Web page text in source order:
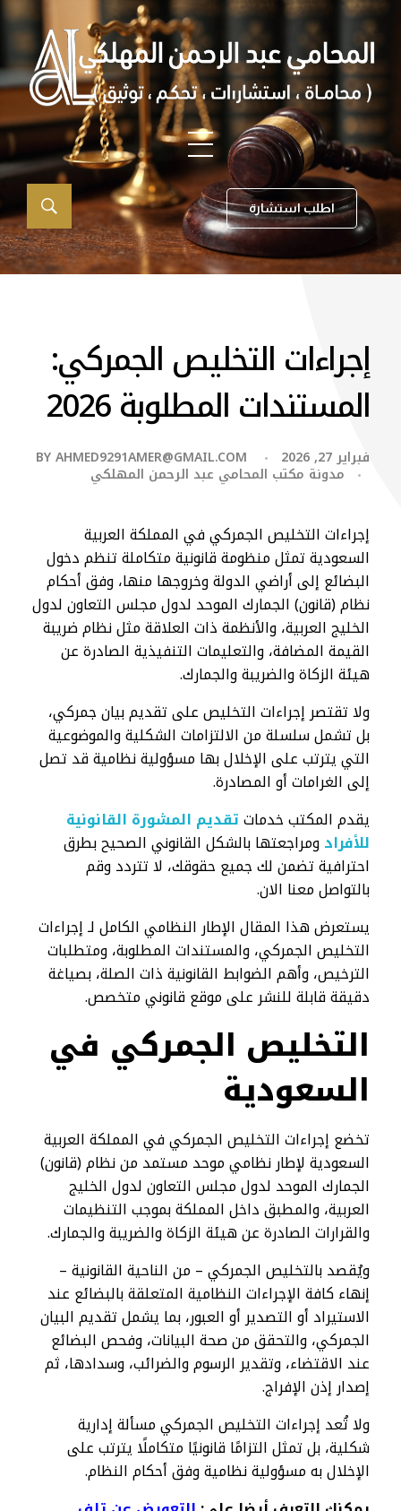
اطلب استشارة
إجراءات التخليص الجمركي:
المستندات المطلوبة 2026
فبراير 27, 2026 BYAHMED9291AMER@GMAIL.COM
مدونة مكتب المحامي عبد الرحمن المهلكي
إجراءات التخليص الجمركي في المملكة العربية
السعودية تمثل منظومة قانونية متكاملة تنظم دخول
البضائع إلى أراضي الدولة وخروجها منها، وفق أحكام
نظام (قانون) الجمارك الموحد لدول مجلس التعاون لدول
الخليج العربية، والأنظمة ذات العلاقة مثل نظام ضريبة
القيمة المضافة، والتعليمات التنفيذية الصادرة عن
هيئة الزكاة والضريبة والجمارك.
ولا تقتصر إجراءات التخليص على تقديم بيان جمركي،
بل تشمل سلسلة من الالتزامات الشكلية والموضوعية
التي يترتب على الإخلال بها مسؤولية نظامية قد تصل
إلى الغرامات أو المصادرة.
يقدم المكتب خدماتتقديم المشورة القانونية
للأفرادومراجعتها بالشكل القانوني الصحيح بطرق
احترافية تضمن لك جميع حقوقك، لا تتردد وقم
بالتواصل معنا الان.
يستعرض هذا المقال الإطار النظامي الكامل لـ إجراءات
التخليص الجمركي، والمستندات المطلوبة، ومتطلبات
الترخيص، وأهم الضوابط القانونية ذات الصلة، بصياغة
دقيقة قابلة للنشر على موقع قانوني متخصص.
التخليص الجمركي في
السعودية
تخضع إجراءات التخليص الجمركي في المملكة العربية
السعودية لإطار نظامي موحد مستمد من نظام (قانون)
الجمارك الموحد لدول مجلس التعاون لدول الخليج
العربية، والمطبق داخل المملكة بموجب التنظيمات
والقرارات الصادرة عن هيئة الزكاة والضريبة والجمارك.
ويُقصد بالتخليص الجمركي – من الناحية القانونية –
إنهاء كافة الإجراءات النظامية المتعلقة بالبضائع عند
الاستيراد أو التصدير أو العبور، بما يشمل تقديم البيان
الجمركي، والتحقق من صحة البيانات، وفحص البضائع
عند الاقتضاء، وتقدير الرسوم والضرائب، وسدادها، ثم
إصدار إذن الإفراج.
ولا تُعد إجراءات التخليص الجمركي مسألة إدارية
شكلية، بل تمثل التزامًا قانونيًا متكاملًا يترتب على
الإخلال به مسؤولية نظامية وفق أحكام النظام.